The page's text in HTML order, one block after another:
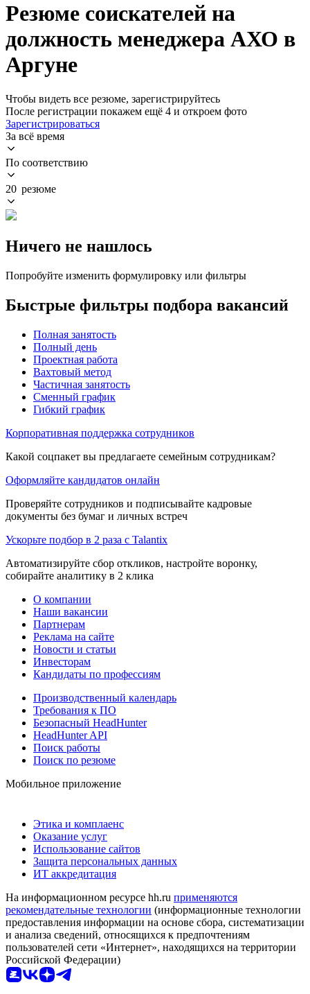
Резюме соискателей на
должность менеджера АХО в
Аргуне
Чтобы видеть все резюме, зарегистрируйтесь
После регистрации покажем ещё 4 и откроем фото
Зарегистрироваться
За всё время
По соответствию
20 резюме
Ничего не нашлось
Попробуйте изменить формулировку или фильтры
Быстрые фильтры подбора вакансий
Полная занятость
Полный день
Проектная работа
Вахтовый метод
Частичная занятость
Сменный график
Гибкий график
Корпоративная поддержка сотрудников
Какой соцпакет вы предлагаете семейным сотрудникам?
Оформляйте кандидатов онлайн
Проверяйте сотрудников и подписывайте кадровые
документы без бумаг и личных встреч
Ускорьте подбор в 2 раза с Talantix
Автоматизируйте сбор откликов, настройте воронку,
собирайте аналитику в 2 клика
О компании
Наши вакансии
Партнерам
Реклама на сайте
Новости и статьи
Инвесторам
Кандидаты по профессиям
Производственный календарь
Требования к ПО
Безопасный HeadHunter
HeadHunter API
Поиск работы
Поиск по резюме
Мобильное приложение
Этика и комплаенс
Оказание услуг
Использование сайтов
Защита персональных данных
ИТ аккредитация
На информационном ресурсе hh.ru применяются
рекомендательные технологии (информационные технологии
предоставления информации на основе сбора, систематизации
и анализа сведений, относящихся к предпочтениям
пользователей сети «Интернет», находящихся на территории
Российской Федерации)